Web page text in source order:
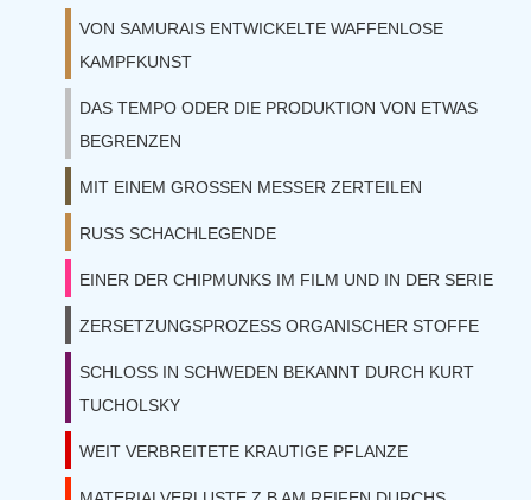
VON SAMURAIS ENTWICKELTE WAFFENLOSE
KAMPFKUNST
DAS TEMPO ODER DIE PRODUKTION VON ETWAS
BEGRENZEN
MIT EINEM GROSSEN MESSER ZERTEILEN
RUSS SCHACHLEGENDE
EINER DER CHIPMUNKS IM FILM UND IN DER SERIE
ZERSETZUNGSPROZESS ORGANISCHER STOFFE
SCHLOSS IN SCHWEDEN BEKANNT DURCH KURT
TUCHOLSKY
WEIT VERBREITETE KRAUTIGE PFLANZE